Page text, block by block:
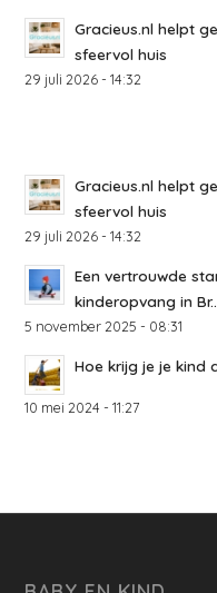
Gracieus.nl helpt
sfeervol huis
29 juli 2026 - 14:32
Gracieus.nl helpt
sfeervol huis
29 juli 2026 - 14:32
Een vertrouwde
kinderopvang in
5 november 2025 - 08:31
Hoe krijg je je kind
10 mei 2024 - 11:27